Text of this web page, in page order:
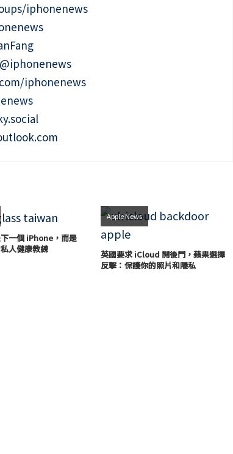
iphonenews
iphonenews
一個 iPhone，而是
人健康教練
Apple News
英國要求 iCloud 開後門，蘋果選擇
反擊：保護你的照片和隱私